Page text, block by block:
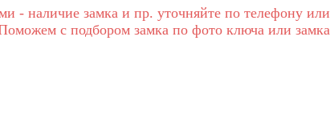
- наличие замка и пр. уточняйте по телефону
с подбором замка по фото ключа или